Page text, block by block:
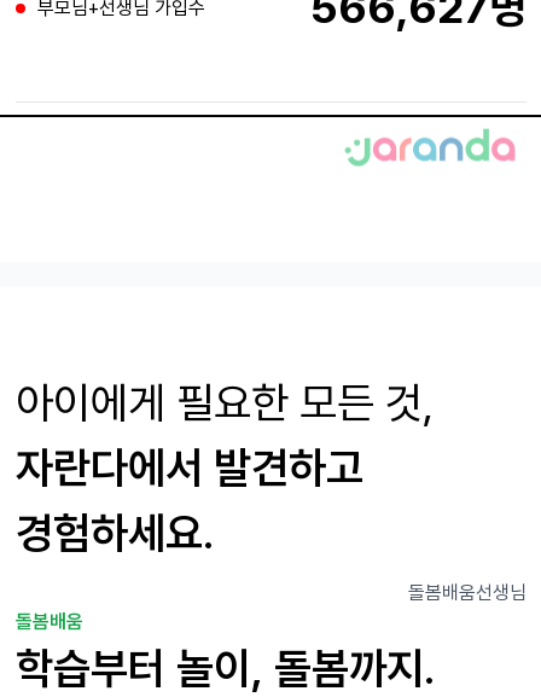
부모님+선생님 가입수
아이에게 필요한 모든 것,
자란다에서 발견하고
경험하세요.
돌봄배움선생님
돌봄배움
학습부터 놀이, 돌봄까지.